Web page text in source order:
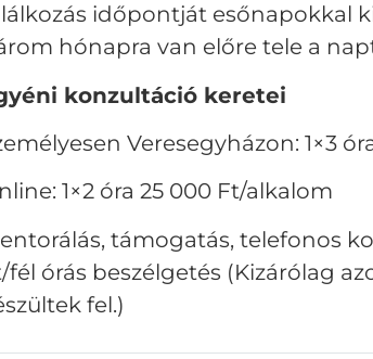
időpontját esőnapokkal
hónapra van előre tele a
konzultáció keretei
Veresegyházon: 1×3
1×2 óra 25 000 Ft/alkalom
támogatás, telefonos
fél órás beszélgetés (Kizárólag
fel.)